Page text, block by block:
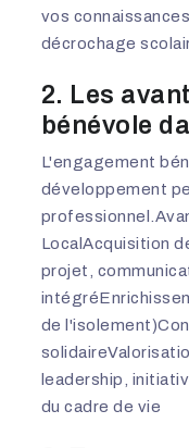
vos
décrochage
2. Les
bénévole
L'engagement
développement
LocalAcquisition
projet,
de
leadership,
du cadre de vie